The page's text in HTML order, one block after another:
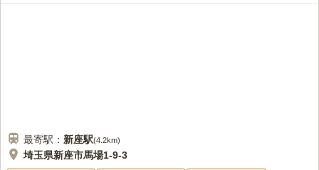
最寄駅： 新座駅(4.2km)
埼玉県新座市馬場1-9-3